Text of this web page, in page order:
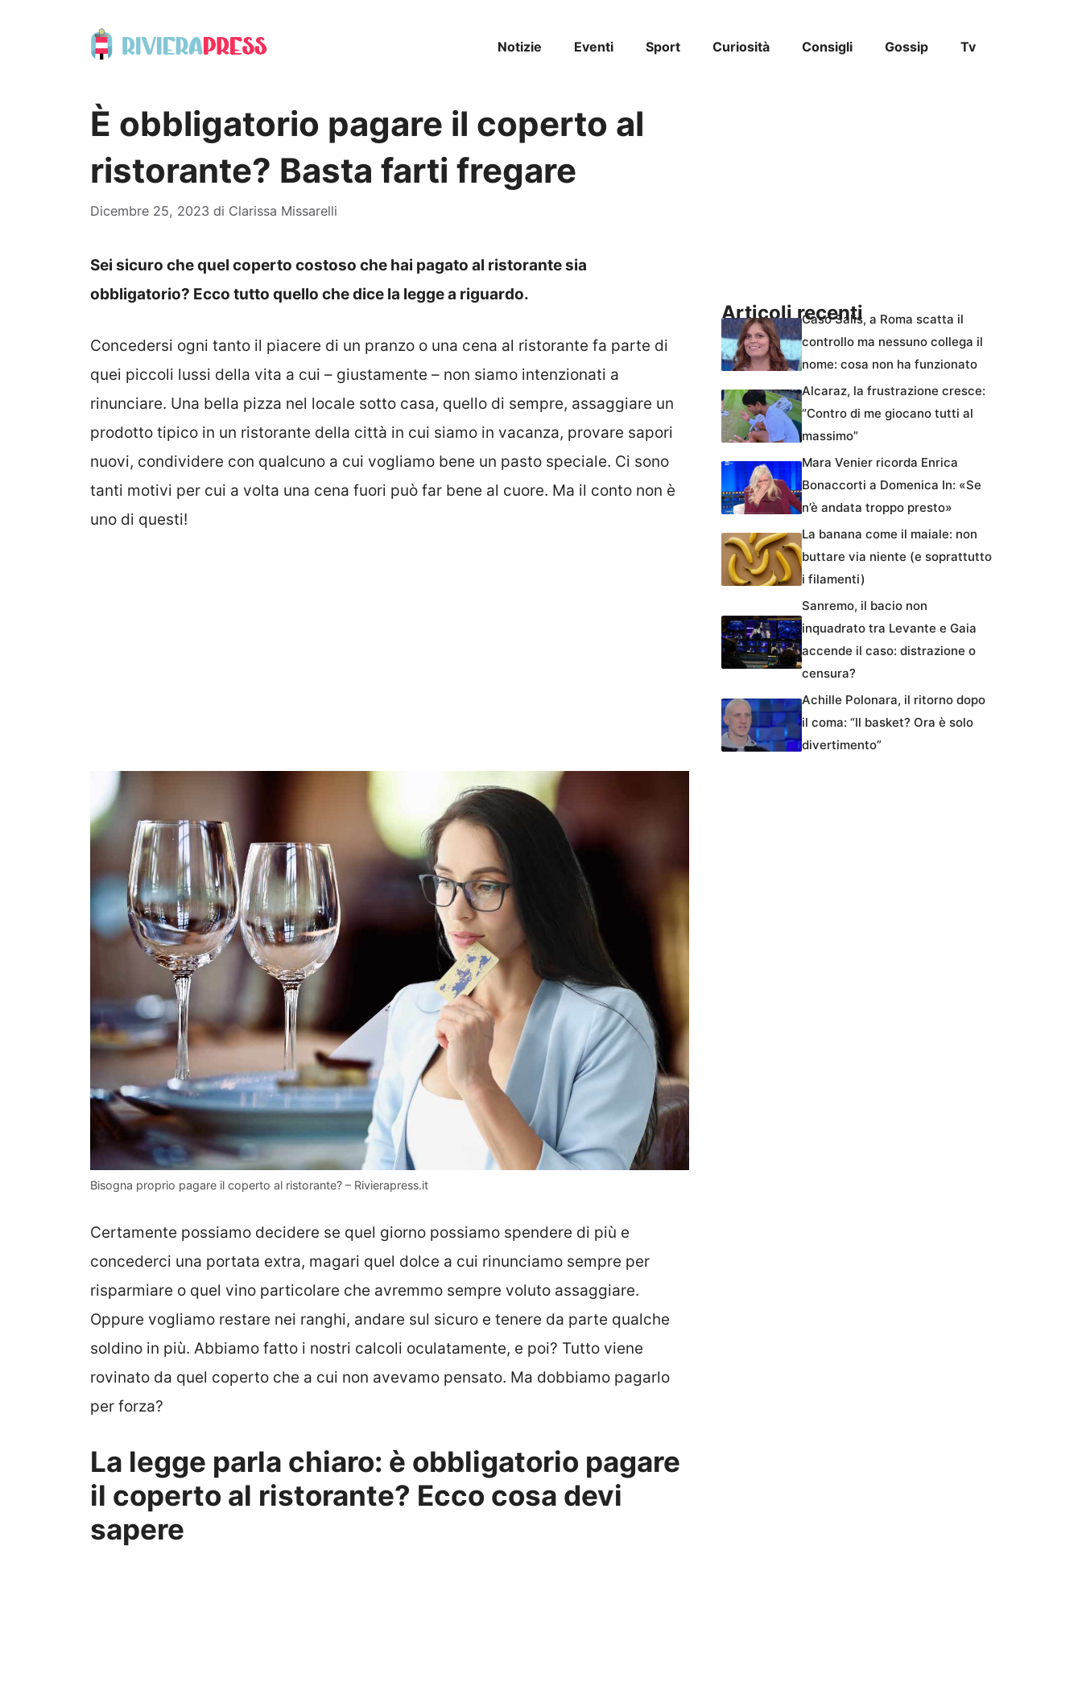
Notizie Eventi Sport Curiosità Consigli Gossip Tv
È obbligatorio pagare il coperto al
ristorante? Basta farti fregare
Dicembre 25, 2023 di Clarissa Missarelli
Sei sicuro che quel coperto costoso che hai pagato al ristorante sia
obbligatorio? Ecco tutto quello che dice la legge a riguardo.
Concedersi ogni tanto il piacere di un pranzo o una cena al ristorante fa parte di
quei piccoli lussi della vita a cui – giustamente – non siamo intenzionati a
rinunciare. Una bella pizza nel locale sotto casa, quello di sempre, assaggiare un
prodotto tipico in un ristorante della città in cui siamo in vacanza, provare sapori
nuovi, condividere con qualcuno a cui vogliamo bene un pasto speciale. Ci sono
tanti motivi per cui a volta una cena fuori può far bene al cuore. Ma il conto non è
uno di questi!
Bisogna proprio pagare il coperto al ristorante? – Rivierapress.it
Certamente possiamo decidere se quel giorno possiamo spendere di più e
concederci una portata extra, magari quel dolce a cui rinunciamo sempre per
risparmiare o quel vino particolare che avremmo sempre voluto assaggiare.
Oppure vogliamo restare nei ranghi, andare sul sicuro e tenere da parte qualche
soldino in più. Abbiamo fatto i nostri calcoli oculatamente, e poi? Tutto viene
rovinato da quel coperto che a cui non avevamo pensato. Ma dobbiamo pagarlo
per forza?
La legge parla chiaro: è obbligatorio pagare
il coperto al ristorante? Ecco cosa devi
sapere
Articoli recentiCaso Salis, a Roma scatta il
controllo ma nessuno collega il
nome: cosa non ha funzionato
Alcaraz, la frustrazione cresce:
“Contro di me giocano tutti al
massimo”
Mara Venier ricorda Enrica
Bonaccorti a Domenica In: «Se
n’è andata troppo presto»
La banana come il maiale: non
buttare via niente (e soprattutto
i filamenti)
Sanremo, il bacio non
inquadrato tra Levante e Gaia
accende il caso: distrazione o
censura?
Achille Polonara, il ritorno dopo
il coma: “Il basket? Ora è solo
divertimento”